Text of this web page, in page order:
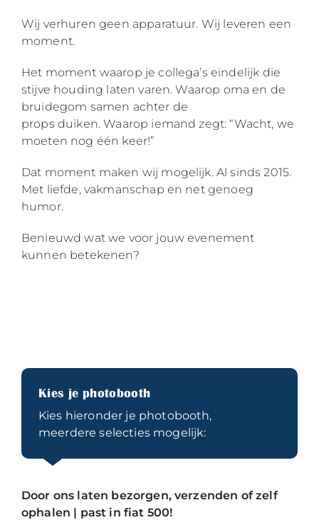
Wij verhuren geen apparatuur. Wij leveren een
moment.
Het moment waarop je collega’s eindelijk die
stijve houding laten varen. Waarop oma en de
bruidegom samen achter de
props duiken. Waarop iemand zegt: “Wacht, we
moeten nog één keer!”
Dat moment maken wij mogelijk. Al sinds 2015.
Met liefde, vakmanschap en net genoeg
humor.
Benieuwd wat we voor jouw evenement
kunnen betekenen?
Kies je photobooth
Kies hieronder je photobooth,
meerdere selecties mogelijk:
Door ons laten bezorgen, verzenden of zelf
ophalen | past in fiat 500!